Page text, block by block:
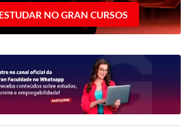
NO GRAN CURSOS